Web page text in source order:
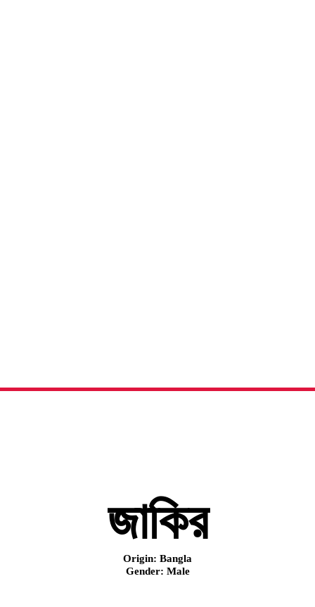
জাকির
Origin: Bangla
Gender: Male